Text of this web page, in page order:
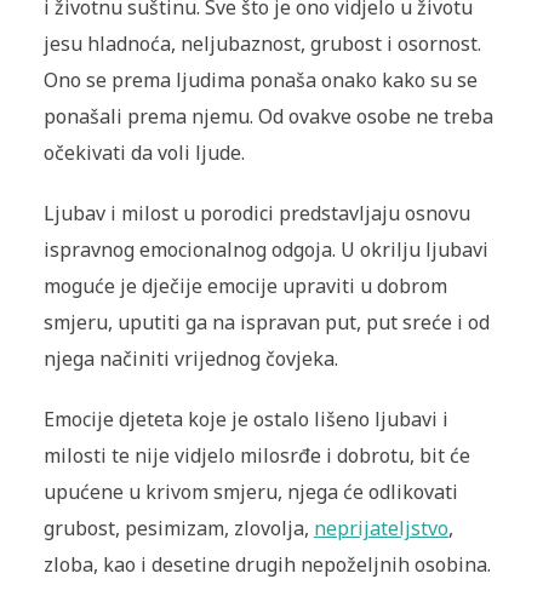
i životnu suštinu. Sve što je ono vidjelo u životu
jesu hladnoća, neljubaznost, grubost i osornost.
Ono se prema ljudima ponaša onako kako su se
ponašali prema njemu. Od ovakve osobe ne treba
očekivati da voli ljude.
Ljubav i milost u porodici predstavljaju osnovu
ispravnog emocionalnog odgoja. U okrilju ljubavi
moguće je dječije emocije upraviti u dobrom
smjeru, uputiti ga na ispravan put, put sreće i od
njega načiniti vrijednog čovjeka.
Emocije djeteta koje je ostalo lišeno ljubavi i
milosti te nije vidjelo milosrđe i dobrotu, bit će
upućene u krivom smjeru, njega će odlikovati
grubost, pesimizam, zlovolja, neprijateljstvo,
zloba, kao i desetine drugih nepoželjnih osobina.